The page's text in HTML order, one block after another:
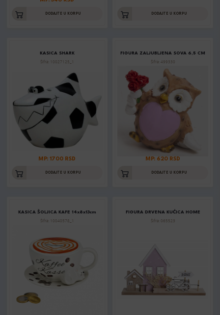
DODAJTE U KORPU DODAJTE U KORPU
KASICA SHARK
Šifra: 10027125_1
MP: 1700 RSD
DODAJTE U KORPU
FIGURA ZALJUBLJENA SOVA 6,5 CM
Šifra: 499330
MP: 620 RSD
DODAJTE U KORPU
KASICA ŠOLJICA KAFE 14x8x13cm
Šifra: 10040578_1
FIGURA DRVENA KUĆICA HOME
Šifra: 065523